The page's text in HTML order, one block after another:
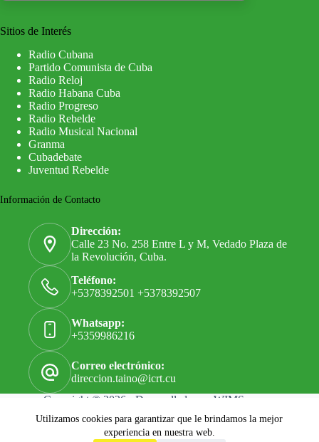
Utilizamos cookies para garantizar que le brindamos la mejor
experiencia en nuestra web.
Sitios de Interés
Radio Cubana
Partido Comunista de Cuba
Radio Reloj
Radio Habana Cuba
Radio Progreso
Radio Rebelde
Radio Musical Nacional
Granma
Cubadebate
Juventud Rebelde
Información de Contacto
Dirección:
Calle 23 No. 258 Entre L y M, Vedado Plaza de
la Revolución, Cuba.
Teléfono:
+5378392501 +5378392507
Whatsapp:
+5359986216
Correo electrónico:
direccion.taino@icrt.cu
Copyright © 2026 - Desarrollado por WIMS
Términos y Servicios|Política de Privacidad